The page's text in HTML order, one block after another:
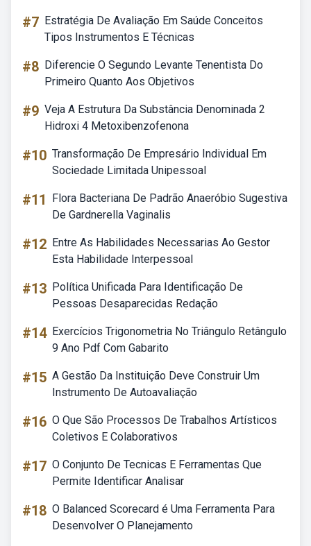
#7 Estratégia De Avaliação Em Saúde Conceitos
Tipos Instrumentos E Técnicas
#8 Diferencie O Segundo Levante Tenentista Do
Primeiro Quanto Aos Objetivos
#9 Veja A Estrutura Da Substância Denominada 2
Hidroxi 4 Metoxibenzofenona
#10 Transformação De Empresário Individual Em
Sociedade Limitada Unipessoal
#11
Flora Bacteriana De Padrão Anaeróbio Sugestiva
De Gardnerella Vaginalis
#12 Entre As Habilidades Necessarias Ao Gestor
Esta Habilidade Interpessoal
#13 Política Unificada Para Identificação De
Pessoas Desaparecidas Redação
#14 Exercícios Trigonometria No Triângulo Retângulo
9 Ano Pdf Com Gabarito
#15 A Gestão Da Instituição Deve Construir Um
Instrumento De Autoavaliação
#16 O Que São Processos De Trabalhos Artísticos
Coletivos E Colaborativos
#17 O Conjunto De Tecnicas E Ferramentas Que
Permite Identificar Analisar
#18 O Balanced Scorecard é Uma Ferramenta Para
Desenvolver O Planejamento